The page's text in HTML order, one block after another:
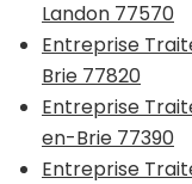
Landon 77570
Entreprise
Brie 77820
Entreprise
en-Brie 77390
Entreprise